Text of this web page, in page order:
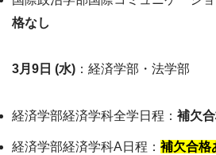
格なし
3月9日 (水) ：経済学部・法学部
経済学部経済学科全学日程： 補欠
経済学部経済学科A日程： 補欠合格